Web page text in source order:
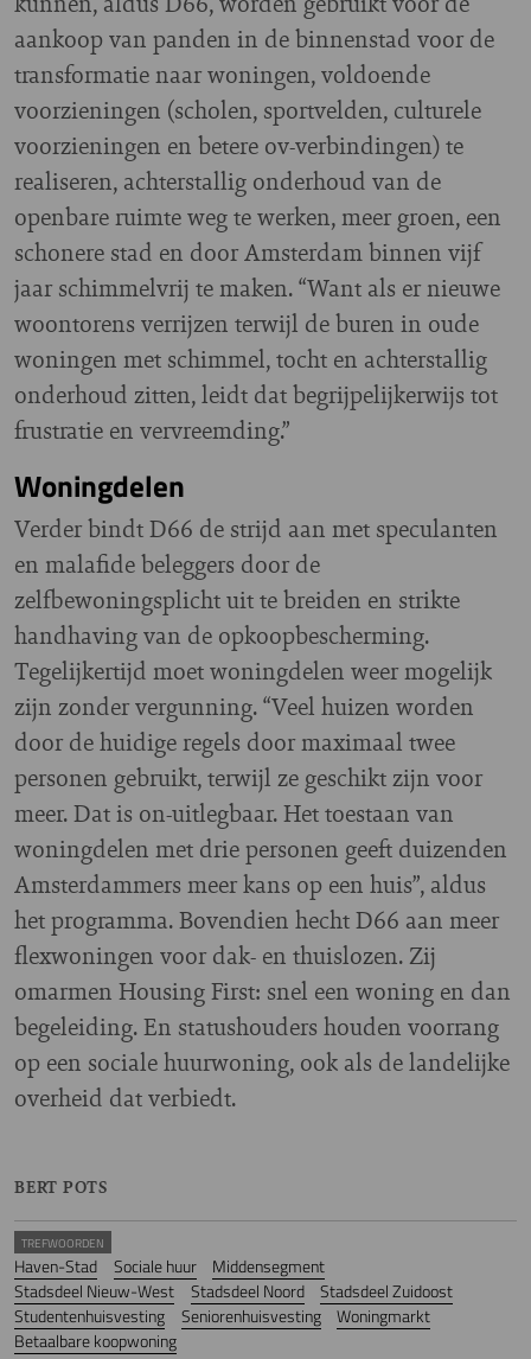
aankoop van panden in de binnenstad voor de
transformatie naar woningen, voldoende
voorzieningen (scholen, sportvelden, culturele
voorzieningen en betere ov-verbindingen) te
realiseren, achterstallig onderhoud van de
openbare ruimte weg te werken, meer groen, een
schonere stad en door Amsterdam binnen vijf
jaar schimmelvrij te maken. “Want als er nieuwe
woontorens verrijzen terwijl de buren in oude
woningen met schimmel, tocht en achterstallig
onderhoud zitten, leidt dat begrijpelijkerwijs tot
frustratie en vervreemding.”
Woningdelen
Verder bindt D66 de strijd aan met speculanten
en malafide beleggers door de
zelfbewoningsplicht uit te breiden en strikte
handhaving van de opkoopbescherming.
Tegelijkertijd moet woningdelen weer mogelijk
zijn zonder vergunning. “Veel huizen worden
door de huidige regels door maximaal twee
personen gebruikt, terwijl ze geschikt zijn voor
meer. Dat is on-uitlegbaar. Het toestaan van
woningdelen met drie personen geeft duizenden
Amsterdammers meer kans op een huis”, aldus
het programma. Bovendien hecht D66 aan meer
flexwoningen voor dak- en thuislozen. Zij
omarmen Housing First: snel een woning en dan
begeleiding. En statushouders houden voorrang
op een sociale huurwoning, ook als de landelijke
overheid dat verbiedt.
BERT POTS
TREFWOORDEN
Haven-Stad Sociale huur
Middensegment
Stadsdeel Nieuw-West
Stadsdeel Noord
Stadsdeel Zuidoost
Studentenhuisvesting
Seniorenhuisvesting
Woningmarkt
Betaalbare koopwoning